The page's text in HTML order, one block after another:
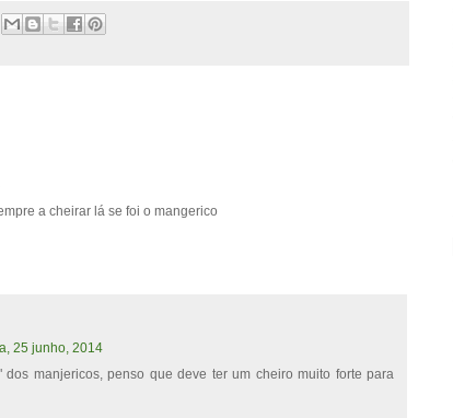
a cheirar lá se foi o mangerico
25 junho, 2014
dos manjericos, penso que deve ter um cheiro muito forte para